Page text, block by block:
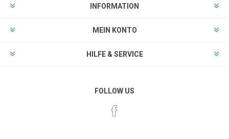
INFORMATION
MEIN KONTO
HILFE & SERVICE
FOLLOW US